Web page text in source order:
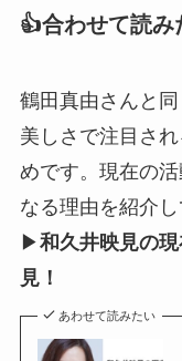
👍合わせて読み
鶴田真由さんと
美しさで注目さ
めです。現在の
なる理由を紹介し
▶和久井映見の
見！
あわせて読みたい